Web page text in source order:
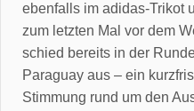
ebenfalls im adidas-Trikot
zum letzten Mal vor dem
schied bereits in der
Paraguay aus – ein
Stimmung rund um den